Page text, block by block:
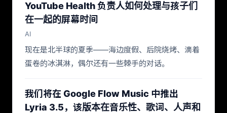
YouTube Health 负责人如何处理与孩子们
在一起的屏幕时间
AI
现在是北半球的夏季——海边度假、后院烧烤、滴着
蛋卷的冰淇淋，偶尔还有一些棘手的对话。
我们将在 Google Flow Music 中推出
Lyria 3.5，该版本在音乐性、歌词、人声和